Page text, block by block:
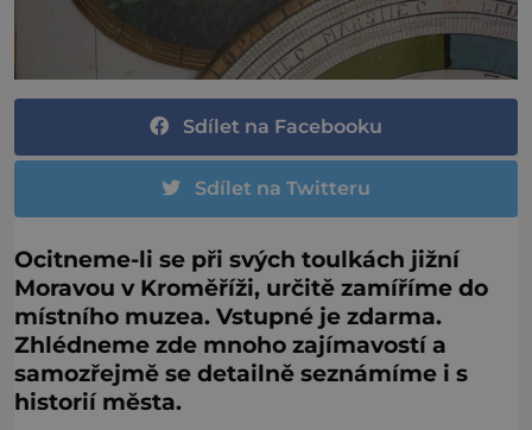
Sdílet na Facebooku
Sdílet na Twitteru
Ocitneme-li se při svých toulkách jižní
Moravou v Kroměříži, určitě zamíříme do
místního muzea. Vstupné je zdarma.
Zhlédneme zde mnoho zajímavostí a
samozřejmě se detailně seznámíme i s
historií města.